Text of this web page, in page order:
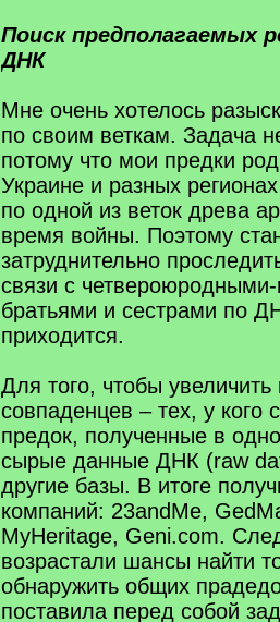
Поиск предполагаемых
ДНК
Мне очень хотелось
по своим веткам. Задача
потому что мои предки
Украине и разных
по одной из веток древа
время войны. Поэтому
затруднительно
связи с
братьями и сестрами по
приходится.
Для того, чтобы увеличить
совпаденцев – тех, у кого
предок, полученные в
сырые данные ДНК (raw
другие базы. В итоге
компаний: 23andMe,
MyHeritage, Geni.com.
возрастали шансы найти
обнаружить общих
поставила перед собой